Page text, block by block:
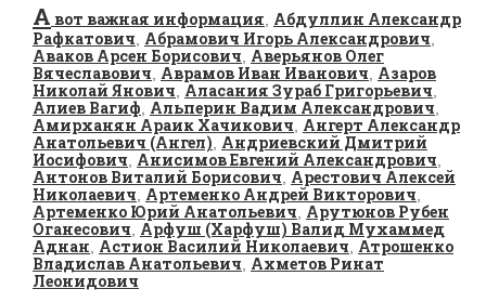
А вот важная информация, Абдуллин Александр
Рафкатович, Абрамович Игорь Александрович,
Аваков Арсен Борисович, Аверьянов Олег
Вячеславович, Аврамов Иван Иванович, Азаров
Николай Янович, Аласания Зураб Григорьевич,
Алиев Вагиф, Альперин Вадим Александрович,
Амирханян Араик Хачикович, Ангерт Александр
Анатольевич (Ангел), Андриевский Дмитрий
Иосифович, Анисимов Евгений Александрович,
Антонов Виталий Борисович, Арестович Алексей
Николаевич, Артеменко Андрей Викторович,
Артеменко Юрий Анатольевич, Арутюнов Рубен
Оганесович, Арфуш (Харфуш) Валид Мухаммед
Аднан, Астион Василий Николаевич, Атрошенко
Владислав Анатольевич, Ахметов Ринат
Леонидович